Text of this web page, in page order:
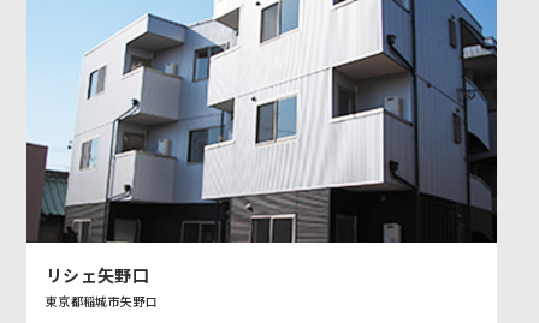
リシェ矢野口
東京都稲城市矢野口